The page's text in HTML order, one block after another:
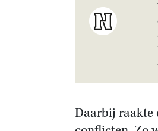
Daarbij raakte